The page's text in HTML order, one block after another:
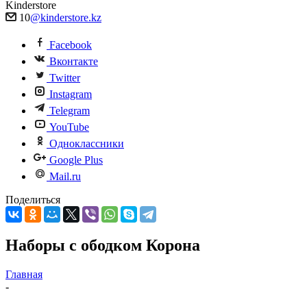
Kinderstore
10@kinderstore.kz
Facebook
Вконтакте
Twitter
Instagram
Telegram
YouTube
Одноклассники
Google Plus
Mail.ru
Поделиться
Наборы с ободком Корона
Главная
-